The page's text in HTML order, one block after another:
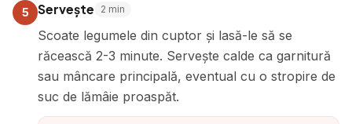
5 Servește 2 min
Scoate legumele din cuptor și lasă-le să se
răcească 2-3 minute. Servește calde ca garnitură
sau mâncare principală, eventual cu o stropire de
suc de lămâie proaspăt.